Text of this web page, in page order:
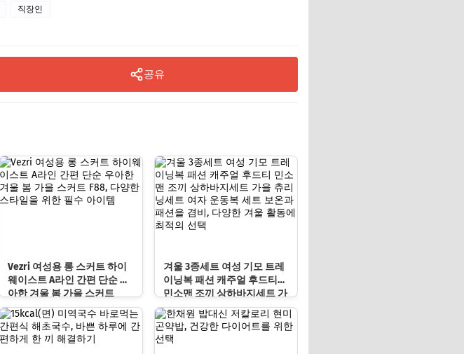
직장인
공유
Vezri 여성용 롱 스커트 하이
웨이스트 A라인 간편 단순 우
아한 겨울 봄 가을 스커트
F88, 다양한 스타일을 위한 필
수 아이템
겨울 3종세트 여성 기모 트레
이닝복 패션 캐주얼 후드티
민소맨 조끼 상하바지세트 가
을 츄리닝세트 여자 운동복
세트 보온과 패션을 겸비, 다
양한 겨울 활동에 최적의 선
택